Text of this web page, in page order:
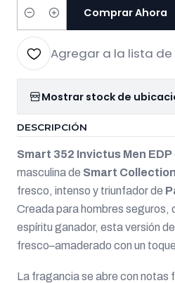
Cantidad
Comprar Ahora
Agregar a la lista
Mostrar stock de
DESCRIPCIÓN
Smart 352 Invictus Men EDP
masculina de Smart Collection
fresco, intenso y triunfador de
Creada para hombres seguros,
espíritu ganador, esta versión
fresco–amaderado con un
La fragancia se abre con notas